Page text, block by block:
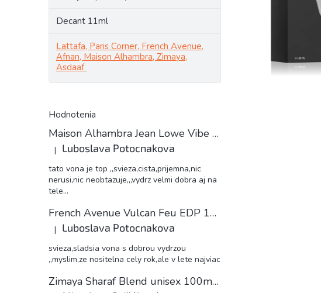
Decant 11ml
Lattafa, Paris Corner, French Avenue,
Afnan, Maison Alhambra, Zimaya,
Asdaaf
Hodnotenia
Maison Alhambra Jean Lowe Vibe unisex 11ml EDP decant
Hodnotenie produktu je 5 z 5 hviezdičiek.
| Luboslava Potocnakova
tato vona je top ,,svieza,cista,prijemna,nic
nerusi,nic neobtazuje,,,vydrz velmi dobra aj na
tele...
French Avenue Vulcan Feu EDP 11ml decant
Hodnotenie produktu je 5 z 5 hviezdičiek.
| Luboslava Potocnakova
svieza,sladsia vona s dobrou vydrzou
,,myslim,ze nositelna cely rok,ale v lete najviac
Zimaya Sharaf Blend unisex 100ml EDP